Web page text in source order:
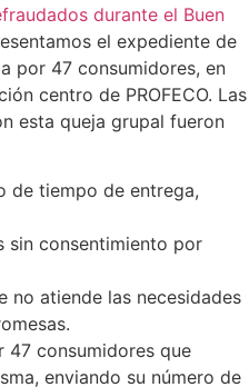
durante el Buen
el expediente de
por 47 consumidores, en
centro de PROFECO. Las
esta queja grupal fueron
de tiempo de entrega,
sin consentimiento por
no atiende las necesidades
47 consumidores que
enviando su número de